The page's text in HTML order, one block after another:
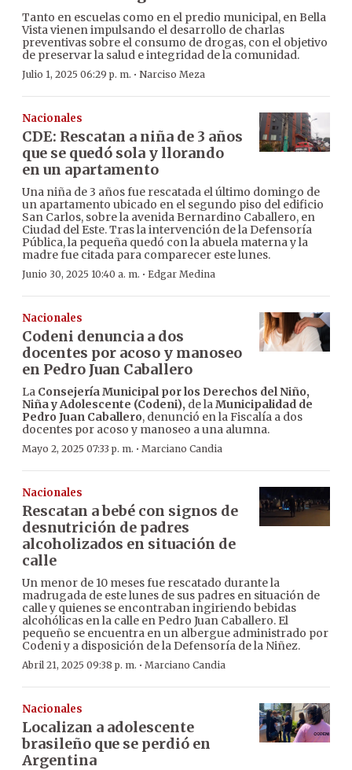
Tanto en escuelas como en el predio municipal, en Bella
Vista vienen impulsando el desarrollo de charlas
preventivas sobre el consumo de drogas, con el objetivo
de preservar la salud e integridad de la comunidad.
Julio 1, 2025 06:29 p. m. · Narciso Meza
Nacionales
CDE: Rescatan a niña de 3 años
que se quedó sola y llorando
en un apartamento
Una niña de 3 años fue rescatada el último domingo de
un apartamento ubicado en el segundo piso del edificio
San Carlos, sobre la avenida Bernardino Caballero, en
Ciudad del Este. Tras la intervención de la Defensoría
Pública, la pequeña quedó con la abuela materna y la
madre fue citada para comparecer este lunes.
Junio 30, 2025 10:40 a. m. · Edgar Medina
Nacionales
Codeni denuncia a dos
docentes por acoso y manoseo
en Pedro Juan Caballero
La Consejería Municipal por los Derechos del Niño,
Niña y Adolescente (Codeni), de laMunicipalidad de
Pedro Juan Caballero, denunció en la Fiscalía a dos
docentes por acoso y manoseo a una alumna.
Mayo 2, 2025 07:33 p. m. · Marciano Candia
Nacionales
Rescatan a bebé con signos de
desnutrición de padres
alcoholizados en situación de
calle
Un menor de 10 meses fue rescatado durante la
madrugada de este lunes de sus padres en situación de
calle y quienes se encontraban ingiriendo bebidas
alcohólicas en la calle en Pedro Juan Caballero. El
pequeño se encuentra en un albergue administrado por
Codeni y a disposición de la Defensoría de la Niñez.
Abril 21, 2025 09:38 p. m. · Marciano Candia
Nacionales
Localizan a adolescente
brasileño que se perdió en
Argentina